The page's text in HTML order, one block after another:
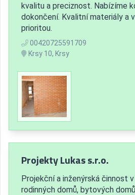
kvalitu a preciznost. Nabízíme
dokončení. Kvalitní materiály a
prioritou.
00420725591709
Krsy 10, Krsy
Projekty Lukas s.r.o.
Projekční a inženýrská činnost
rodinných domů, bytových